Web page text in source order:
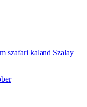
szafari kaland Szalay